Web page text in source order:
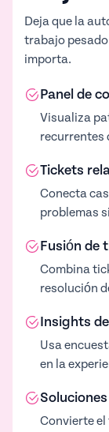
Deja que la
trabajo
importa.
Panel de
Visualiza
recurrentes
Tickets
Conecta
problemas
Fusión de
Combina
resolución
Insights
Usa
en la
Convierte el